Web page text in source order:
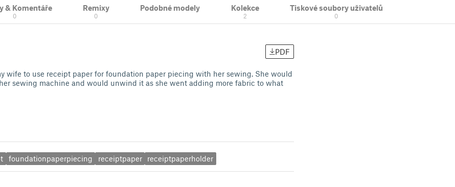
& Komentáře
0
Remixy
0
Podobné modely Kolekce
2
Tiskové soubory uživatelů
0
PDF
wife to use receipt paper for foundation paper piecing with her sewing. She would
sewing machine and would unwind it as she went adding more fabric to what
foundationpaperpiecing receiptpaper receiptpaperholder